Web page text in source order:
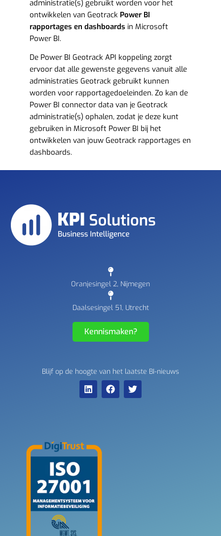
administratie(s) gebruikt worden voor het
ontwikkelen van Geotrack Power BI
rapportages en dashboards in Microsoft
Power BI.
De Power BI Geotrack API koppeling zorgt
ervoor dat alle gewenste gegevens vanuit alle
administraties Geotrack gebruikt kunnen
worden voor rapportagedoeleinden. Zo kan de
Power BI connector data van je Geotrack
administratie(s) ophalen, zodat je deze kunt
gebruiken in Microsoft Power BI bij het
ontwikkelen van jouw Geotrack rapportages en
dashboards.
Oranjesingel 2, Nijmegen
Daalsesingel 51, Utrecht
Kennismaken?
Blijf op de hoogte van het laatste BI-nieuws